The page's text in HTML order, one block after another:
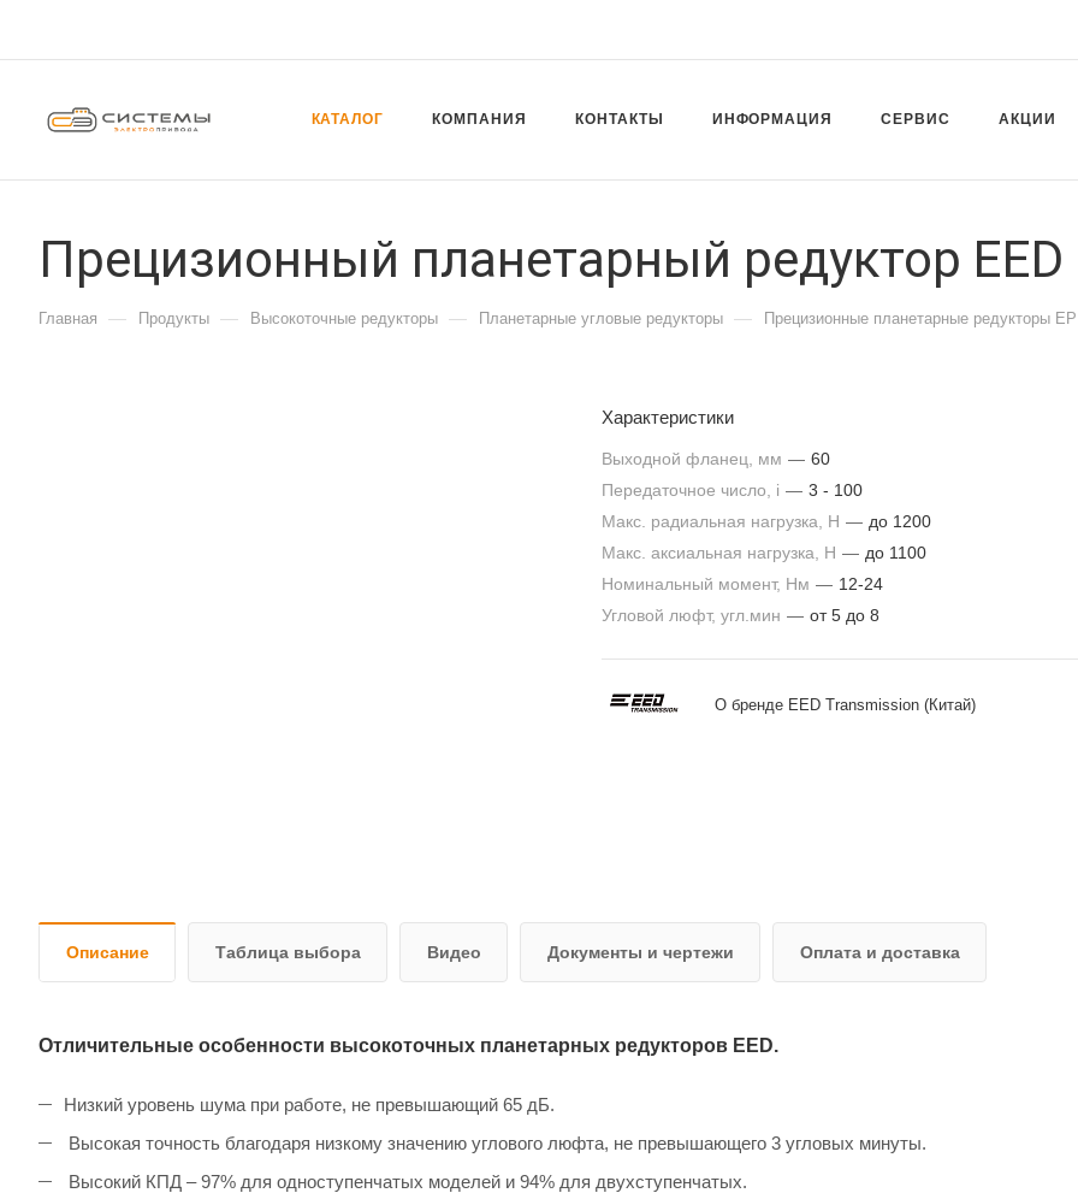
КАТАЛОГ КОМПАНИЯ КОНТАКТЫ ИНФОРМАЦИЯ СЕРВИС АКЦИИ
Прецизионный планетарный редуктор EED
Главная — Продукты — Высокоточные редукторы — Планетарные угловые редукторы — Прецизионные планетарные редукторы
Характеристики
Выходной фланец, мм — 60
Передаточное число, i — 3 - 100
Макс. радиальная нагрузка, H — до 1200
Макс. аксиальная нагрузка, Н — до 1100
Номинальный момент, Нм — 12-24
Угловой люфт, угл.мин — от 5 до 8
О бренде EED Transmission (Китай)
Описание Таблица выбора Видео Документы и чертежи Оплата и доставка
Отличительные особенности высокоточных планетарных редукторов EED.
Низкий уровень шума при работе, не превышающий 65 дБ.
Высокая точность благодаря низкому значению углового люфта, не превышающего 3 угловых минуты.
Высокий КПД – 97% для одноступенчатых моделей и 94% для двухступенчатых.